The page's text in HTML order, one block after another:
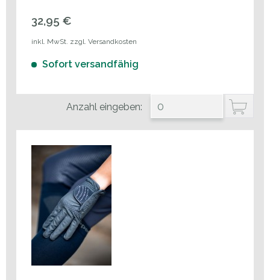
32,95 €
inkl. MwSt. zzgl. Versandkosten
Sofort versandfähig
Anzahl eingeben: